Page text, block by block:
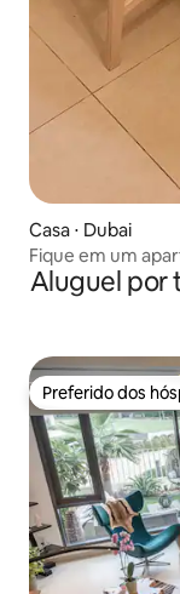
Casa ⋅ Dubai
Fique em um
anfitriões
Aluguel por
Preferido dos
Preferido dos